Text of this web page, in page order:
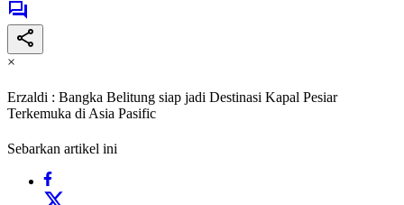
×
Erzaldi : Bangka Belitung siap jadi Destinasi Kapal Pesiar
Terkemuka di Asia Pasific
Sebarkan artikel ini